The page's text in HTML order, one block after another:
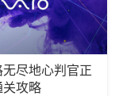
尽地心判官正
关攻略